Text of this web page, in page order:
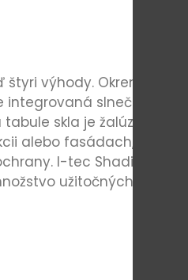
výhody. Okrem
slnečná a
skla je žalúzia
alebo fasádach, pri
I-tec Shading
užitočných funkcií.